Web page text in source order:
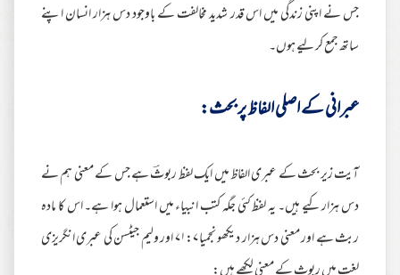
جس نے اپنی زندگی میں اس قدر شدید مخالفت کے باوجود دس ہزار انسان اپنے
ساتھ جمع کر لیے ہوں۔
عبرانی کے اصلی الفاظ پر بحث:
آیت زیر بحث کے عبری الفاظ میں ایک لفظ ربوثؔ ہے جس کے معنی ہم نے
دس ہزار کیے ہیں۔ یہ لفظ کئی جگہ کتب انبیاء میں استعمال ہوا ہے۔ اس کا مادہ
ربث ہے اور معنی دس ہزار دیکھو نجمیا ۷۱:۷ اور ولیم جیٹسن کی عبری انگریزی